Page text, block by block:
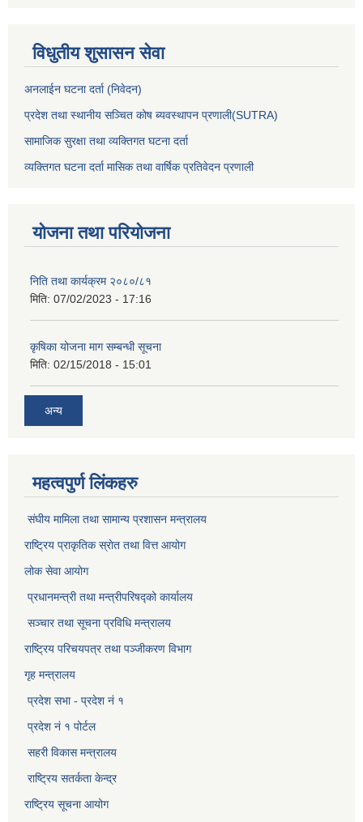
विधुतीय शुसासन सेवा
अनलाईन घटना दर्ता (निवेदन)
प्रदेश तथा स्थानीय सञ्चित कोष ब्यवस्थापन प्रणाली(SUTRA)
सामाजिक सुरक्षा तथा व्यक्तिगत घटना दर्ता
व्यक्तिगत घटना दर्ता मासिक तथा वार्षिक प्रतिवेदन प्रणाली
योजना तथा परियोजना
निति तथा कार्यक्रम २०८०/८१
मिति: 07/02/2023 - 17:16
कृषिका योजना माग सम्बन्धी सूचना
मिति: 02/15/2018 - 15:01
अन्य
महत्वपुर्ण लिंकहरु
संघीय मामिला तथा सामान्य प्रशासन मन्त्रालय
राष्ट्रिय प्राकृतिक स्राेत तथा वित्त आयोग
लोक सेवा आयोग
प्रधानमन्त्री तथा मन्त्रीपरिषद्को कार्यालय
सञ्‍चार तथा सूचना प्रविधि मन्त्रालय
राष्ट्रिय परिचयपत्र तथा पञ्जीकरण विभाग​
गृह मन्त्रालय
प्रदेश सभा - प्रदेश नं १
प्रदेश नं १ पोर्टल
सहरी विकास मन्त्रालय
राष्ट्रिय सतर्कता केन्द्र
राष्ट्रिय सूचना आयोग